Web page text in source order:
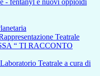
- fentanyl e nuovi oppioidi
Teatrale
“ TI RACCONTO
Teatrale a cura di